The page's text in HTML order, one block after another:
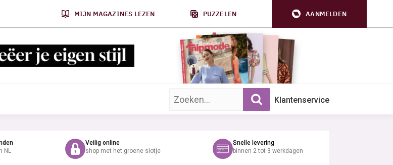
MIJN MAGAZINES LEZEN PUZZELEN AANMELDEN
Zoek op trefwoord: Klantenservice
NL
Veilig online
shop met het groene slotje
Snelle levering
binnen 2 tot 3 werkdagen